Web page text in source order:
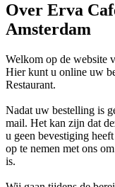
Over Erva
Amsterdam
Welkom op de website
Hier kunt u online uw
Restaurant.
Nadat uw bestelling is
mail. Het kan zijn dat
u geen bevestiging
op te nemen met ons
is.